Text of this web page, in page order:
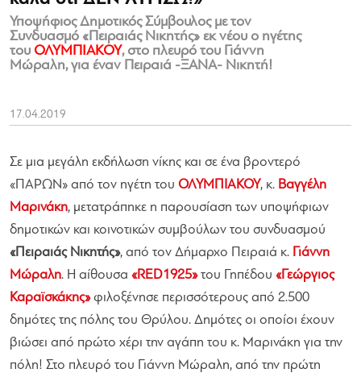
Υποψήφιος Δημοτικός Σύμβουλος με τον
Συνδυασμό «Πειραιάς Νικητής» εκ νέου ο ηγέτης
του ΟΛΥΜΠΙΑΚΟΥ, στο πλευρό του Γιάννη
Μώραλη, για έναν Πειραιά -ΞANA- Νικητή!
17.04.2019
Σε μια μεγάλη εκδήλωση νίκης και σε ένα βροντερό
«ΠΑΡΩΝ» από τον ηγέτη του ΟΛΥΜΠΙΑΚΟΥ, κ. Βαγγέλη
Μαρινάκη, μετατράπηκε η παρουσίαση των υποψήφιων
δημοτικών και κοινοτικών συμβούλων του συνδυασμού
«Πειραιάς Νικητής», από τον Δήμαρχο Πειραιά κ. Γιάννη
Μώραλη. Η αίθουσα «RED1925»του Γηπέδου «Γεώργιος
Καραϊσκάκης»φιλοξένησε περισσότερους από 2.500
δημότες της πόλης του Θρύλου. Δημότες οι οποίοι έχουν
βιώσει από πρώτο χέρι την αγάπη του κ. Μαρινάκη για την
πόλη! Στο πλευρό του Γιάννη Μώραλη, από την πρώτη